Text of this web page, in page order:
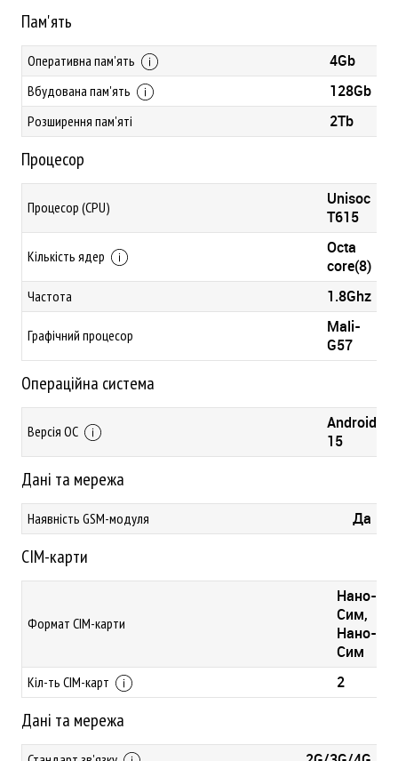
Пам'ять
Оперативна пам'ять 4Gb
Вбудована пам'ять 128Gb
Розширення пам'яті 2Tb
Процесор
Процесор (CPU)
Unisoc
T615
Кількість ядер
Octa
core(8)
Частота 1.8Ghz
Графічний процесор
Mali-
G57
Операційна система
Версія ОС
Android
15
Дані та мережа
Наявність GSM-модуля Да
СІМ-карти
Формат СІМ-карти
Нано-
Сим,
Нано-
Сим
Кіл-ть СІМ-карт 2
Дані та мережа